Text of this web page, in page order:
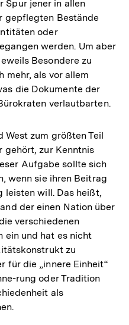
Spur jener in allen
gepflegten Bestände
oder
werden. Um aber
Besondere zu
mehr, als vor allem
die Dokumente der
verlautbarten.
West zum größten Teil
gehört, zur Kenntnis
Aufgabe sollte sich
wenn sie ihren Beitrag
leisten will. Das heißt,
der einen Nation über
verschiedenen
ein und hat es nicht
zu
für die „innere Einheit“
rung oder Tradition
als